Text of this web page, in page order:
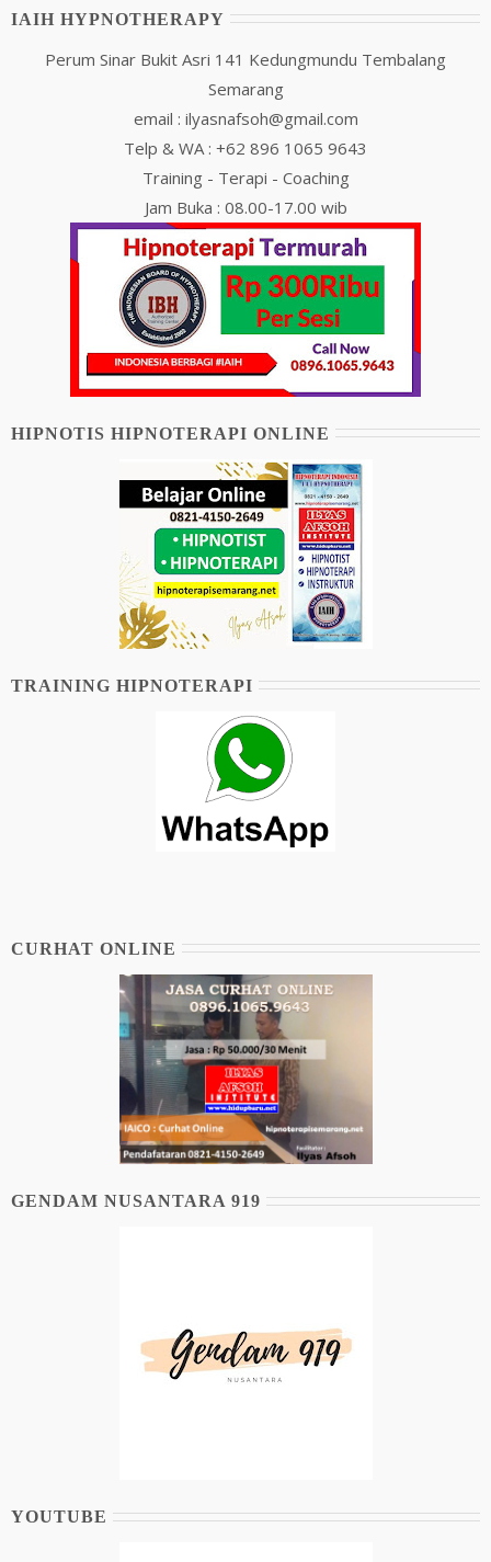
IAIH HYPNOTHERAPY
Perum Sinar Bukit Asri 141 Kedungmundu Tembalang
Semarang
email : ilyasnafsoh@gmail.com
Telp & WA : +62 896 1065 9643
Training - Terapi - Coaching
Jam Buka : 08.00-17.00 wib
HIPNOTIS HIPNOTERAPI ONLINE
TRAINING HIPNOTERAPI
CURHAT ONLINE
GENDAM NUSANTARA 919
YOUTUBE